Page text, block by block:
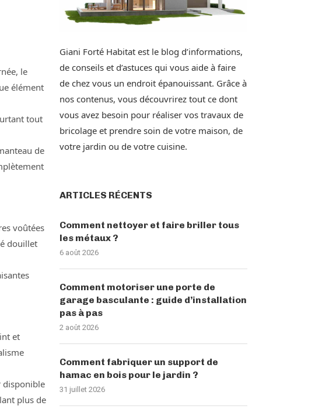
le
élément
tout
de
voûtées
douillet
et
disponible
plus de
Giani Forté Habitat est le blog d’informations,
de conseils et d’astuces qui vous aide à faire
de chez vous un endroit épanouissant. Grâce à
nos contenus, vous découvrirez tout ce dont
vous avez besoin pour réaliser vos travaux de
bricolage et prendre soin de votre maison, de
votre jardin ou de votre cuisine.
ARTICLES RÉCENTS
Comment nettoyer et faire briller tous
les métaux ?
6 août 2026
Comment motoriser une porte de
garage basculante : guide d’installation
pas à pas
2 août 2026
Comment fabriquer un support de
hamac en bois pour le jardin ?
31 juillet 2026